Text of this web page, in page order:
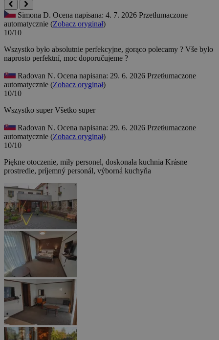
Simona D. Ocena napisana: 4. 7. 2026 Przetłumaczone
automatycznie (Zobacz oryginał)
10/10
Wszystko było absolutnie perfekcyjne, gorąco polecamy ? Vše bylo
naprosto perfektní, moc doporučujeme ?
Radovan N. Ocena napisana: 29. 6. 2026 Przetłumaczone
automatycznie (Zobacz oryginał)
10/10
Wszystko superVšetko super
Radovan N. Ocena napisana: 29. 6. 2026 Przetłumaczone
automatycznie (Zobacz oryginał)
10/10
Piękne otoczenie, miły personel, doskonała kuchnia Krásne
prostredie, príjemný personál, výborná kuchyňa